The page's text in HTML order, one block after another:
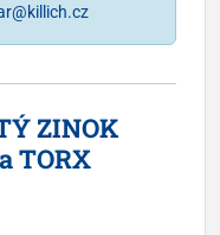
ZINOK
TORX